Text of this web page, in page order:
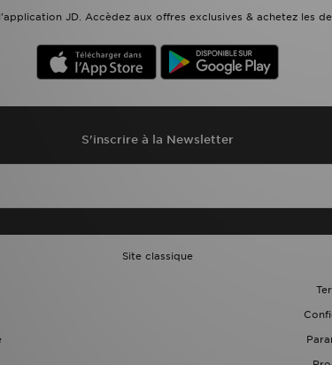
JD. Accèdez aux offres exclusives & achetez les
S'inscrire à la Newsletter
Site classique